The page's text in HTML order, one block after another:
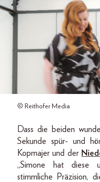
© Reithofer Media
Dass die beiden
Sekunde spür- und
Kopmajer und der
„Simone hat diese
stimmliche Präzision,